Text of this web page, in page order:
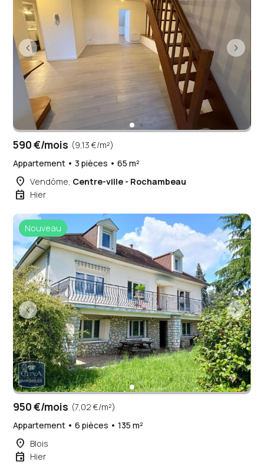
590 €/mois (9,13 €/m²)
Appartement • 3 pièces • 65 m²
place Vendôme, Centre-ville - Rochambeau
event Hier
Nouveau
950 €/mois (7,02 €/m²)
Appartement • 6 pièces • 135 m²
place Blois
event Hier